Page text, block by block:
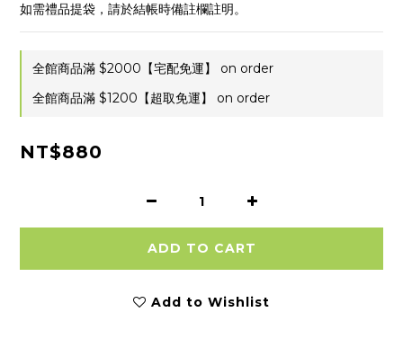
如需禮品提袋，請於結帳時備註欄註明。
全館商品滿 $2000【宅配免運】 on order
全館商品滿 $1200【超取免運】 on order
NT$880
ADD TO CART
Add to Wishlist